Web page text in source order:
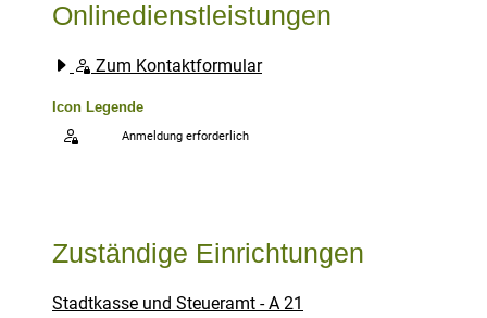
Onlinedienstleistungen
Zum Kontaktformular
Icon Legende
Anmeldung erforderlich
Zuständige Einrichtungen
Stadtkasse und Steueramt - A 21